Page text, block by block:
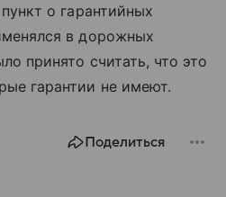
о гарантийных
в дорожных
принято считать, что это
гарантии не имеют.
Поделиться